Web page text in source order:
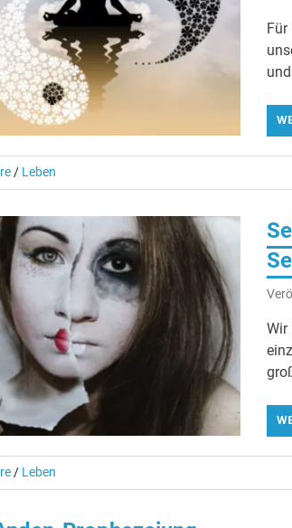
/ Leben
Wir
/ Leben